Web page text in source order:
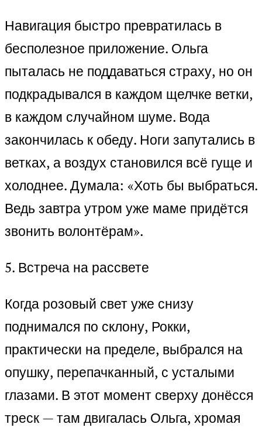
Навигация быстро превратилась в
бесполезное приложение. Ольга
пыталась не поддаваться страху, но он
подкрадывался в каждом щелчке ветки,
в каждом случайном шуме. Вода
закончилась к обеду. Ноги запутались в
ветках, а воздух становился всё гуще и
холоднее. Думала: «Хоть бы выбраться.
Ведь завтра утром уже маме придётся
звонить волонтёрам».
5. Встреча на рассвете
Когда розовый свет уже снизу
поднимался по склону, Рокки,
практически на пределе, выбрался на
опушку, перепачканный, с усталыми
глазами. В этот момент сверху донёсся
треск — там двигалась Ольга, хромая